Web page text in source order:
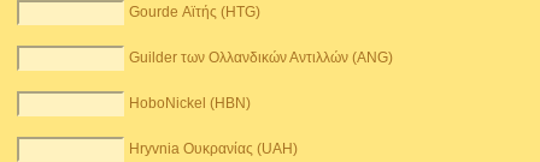
Gourde Αϊτής (HTG)
Guilder των Ολλανδικών Αντιλλών (ANG)
HoboNickel (HBN)
Hryvnia Ουκρανίας (UAH)